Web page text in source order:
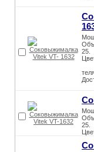
25.
25.